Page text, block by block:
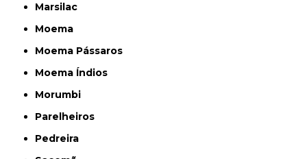
Marsilac
Moema
Moema Pássaros
Moema Índios
Morumbi
Parelheiros
Pedreira